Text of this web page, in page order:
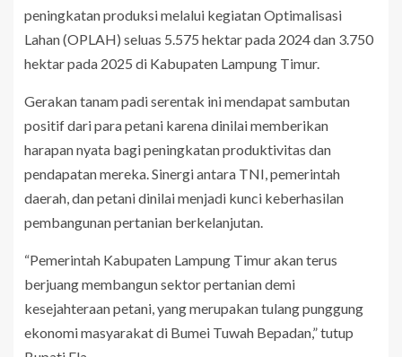
peningkatan produksi melalui kegiatan Optimalisasi
Lahan (OPLAH) seluas 5.575 hektar pada 2024 dan 3.750
hektar pada 2025 di Kabupaten Lampung Timur.
Gerakan tanam padi serentak ini mendapat sambutan
positif dari para petani karena dinilai memberikan
harapan nyata bagi peningkatan produktivitas dan
pendapatan mereka. Sinergi antara TNI, pemerintah
daerah, dan petani dinilai menjadi kunci keberhasilan
pembangunan pertanian berkelanjutan.
“Pemerintah Kabupaten Lampung Timur akan terus
berjuang membangun sektor pertanian demi
kesejahteraan petani, yang merupakan tulang punggung
ekonomi masyarakat di Bumei Tuwah Bepadan,” tutup